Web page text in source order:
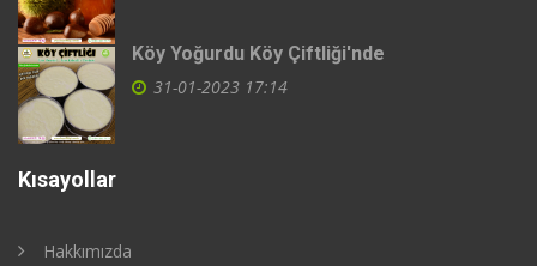
Köy Yoğurdu Köy Çiftliği'nde
31-01-2023 17:14
Kısayollar
Hakkımızda